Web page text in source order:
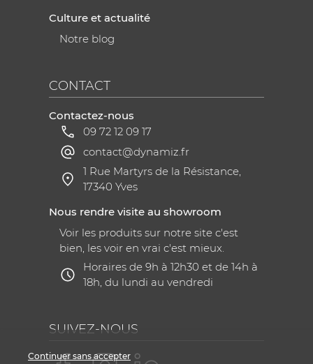
Culture et actualité
Notre blog
CONTACT
Contactez-nous
09 72 12 09 17
contact@dynamiz.fr
1 Rue Martyrs de la Résistance,
17340 Yves
Nous rendre visite au showroom
Voir les produits sur notre site c'est
bien, les voir en vrai c'est mieux.
Horaires de 9h à 12h30 et de 14h à
18h, du lundi au vendredi
SUIVEZ-NOUS
Continuer sans accepter